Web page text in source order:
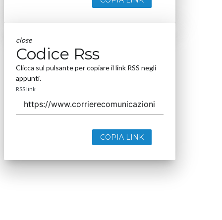
close
Codice Rss
Clicca sul pulsante per copiare il link RSS negli
appunti.
RSS link
COPIA LINK